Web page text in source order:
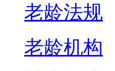
老龄法规
老龄机构